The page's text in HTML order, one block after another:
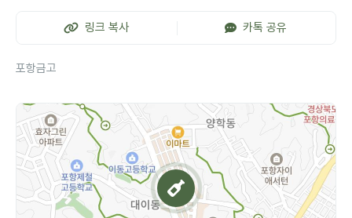
링크 복사 카톡 공유
포항금고